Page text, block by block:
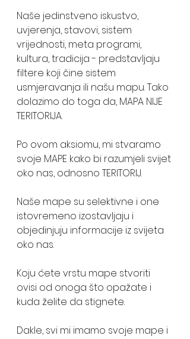
Naše jedinstveno iskustvo,
uvjerenja, stavovi, sistem
vrijednosti, meta programi,
kultura, tradicija - predstavljaju
filtere koji čine sistem
usmjeravanja ili našu mapu. Tako
dolazimo do toga da, MAPA NIJE
TERITORIJA.
Po ovom aksiomu, mi stvaramo
svoje MAPE kako bi razumjeli svijet
oko nas, odnosno TERITORIJ.
Naše mape su selektivne i one
istovremeno izostavljaju i
objedinjuju informacije iz svijeta
oko nas.
Koju ćete vrstu mape stvoriti
ovisi od onoga što opažate i
kuda želite da stignete.
Dakle, svi mi imamo svoje mape i